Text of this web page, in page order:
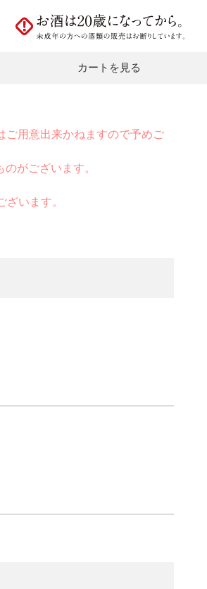
カートを見る
用意出来かねますので予めご
がございます。
います。